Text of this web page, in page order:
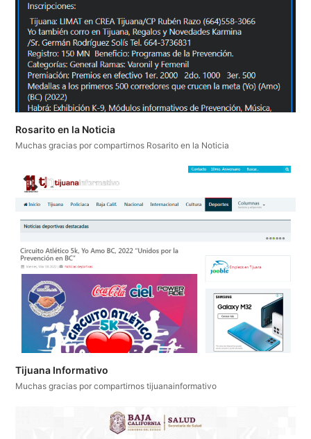
Rosarito en la Noticia
Muchas gracias por compartirnos Rosarito en la Noticia
Tijuana Informativo
Muchas gracias por compartirnos tijuanainformativo